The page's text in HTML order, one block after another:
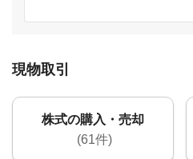
現物取引
株式の購入・売却
(61件)